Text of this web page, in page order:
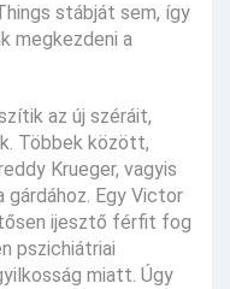
stábját sem, így
megkezdeni a
az új széráit,
Többek között,
Krueger, vagyis
Egy Victor
ijesztő férfit fog
pszichiátriai
miatt. Úgy